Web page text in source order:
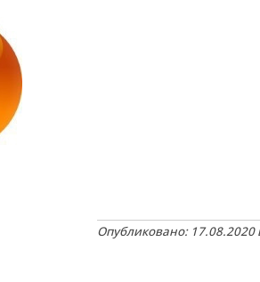
Опубликовано: 17.08.2020